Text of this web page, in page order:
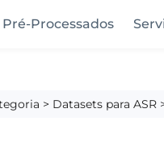
Processados
> Datasets para ASR